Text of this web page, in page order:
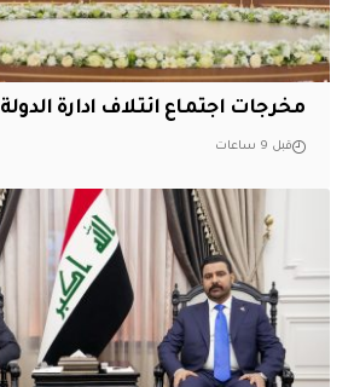
مخرجات اجتماع ائتلاف ادارة الدولة
قبل 9 ساعات